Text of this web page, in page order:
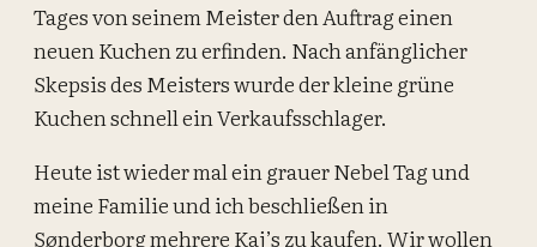
Tages von seinem Meister den Auftrag einen
neuen Kuchen zu erfinden. Nach anfänglicher
Skepsis des Meisters wurde der kleine grüne
Kuchen schnell ein Verkaufsschlager.
Heute ist wieder mal ein grauer Nebel Tag und
meine Familie und ich beschließen in
Sønderborg mehrere Kaj’s zu kaufen. Wir wollen